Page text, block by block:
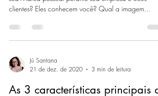
Hoje vamos falar de Personal Branding, como anda
clientes? Eles conhecem você? Qual a imagem...
21 de dez. de 2020
3 min de leitura